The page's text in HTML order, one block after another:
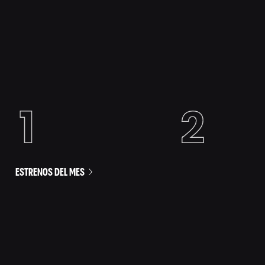
ESTRENOS DEL MES